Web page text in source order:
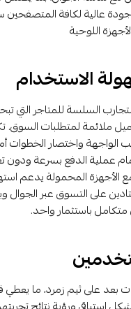
عالية لكافة المتصفحين
اللوحية
الاستخدام
السلسة للمتاجر التي
ملائمة لمتطلبات
الواجهة واختصار الخطوات
عملية الدفع بسرعة ودون
الأجهزة المحمولة يدعم
على التسوق عبر الجوال
باستثمار واحد.
بعد على ثيم زمرد، ما يعطي